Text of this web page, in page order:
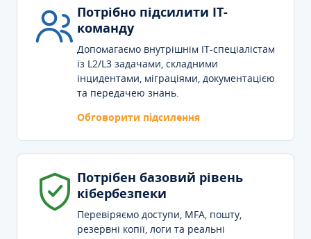
Потрібно підсилити IT-
команду
Допомагаємо внутрішнім IT-спеціалістам
із L2/L3 задачами, складними
інцидентами, міграціями, документацією
та передачею знань.
Обговорити підсилення
Потрібен базовий рівень
кібербезпеки
Перевіряємо доступи, MFA, пошту,
резервні копії, логи та реальні